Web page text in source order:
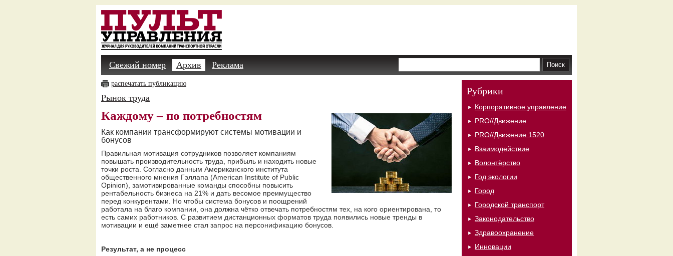
Свежий номер Архив Реклама
распечатать публикацию
Рынок труда
Каждому – по потребностям
Как компании трансформируют системы мотивации и
бонусов
Правильная мотивация сотрудников позволяет компаниям
повышать производительность труда, прибыль и находить новые
точки роста. Согласно данным Американского института
общественного мнения Гэллапа (American Institute of Public
Opinion), замотивированные команды способны повысить
рентабельность бизнеса на 21% и дать весомое преимущество
перед конкурентами. Но чтобы система бонусов и поощрений
работала на благо компании, она должна чётко отвечать потребностям тех, на кого ориентирована, то
есть самих работников. С развитием дистанционных форматов труда появились новые тренды в
мотивации и ещё заметнее стал запрос на персонификацию бонусов.
Результат, а не процесс
Рубрики
Корпоративное управление
PRO//Движение
PRO//Движение.1520
Взаимодействие
Волонтёрство
Год экологии
Город
Городской транспорт
Законодательство
Здравоохранение
Инновации